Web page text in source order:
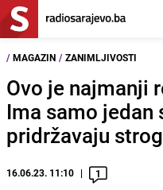
/ MAGAZIN / ZANIMLJIVOSTI
Ovo je najmanji
Ima samo jedan
pridržavaju
16.06.23. 11:10 1